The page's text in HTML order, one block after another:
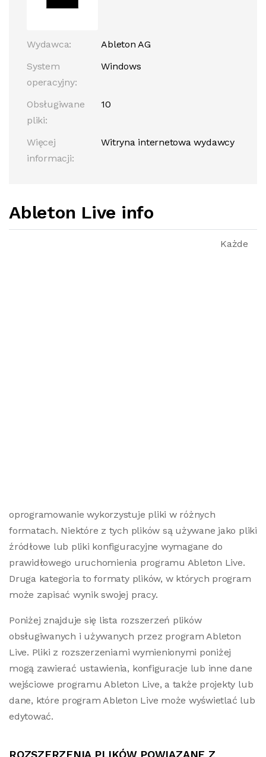
Wydawca:
Ableton AG
System
operacyjny:
Windows
Obsługiwane
pliki:
10
Więcej
informacji:
Witryna internetowa wydawcy
Ableton Live info
Każde
oprogramowanie wykorzystuje pliki w różnych
formatach. Niektóre z tych plików są używane jako pliki
źródłowe lub pliki konfiguracyjne wymagane do
prawidłowego uruchomienia programu Ableton Live.
Druga kategoria to formaty plików, w których program
może zapisać wynik swojej pracy.
Poniżej znajduje się lista rozszerzeń plików
obsługiwanych i używanych przez program Ableton
Live. Pliki z rozszerzeniami wymienionymi poniżej
mogą zawierać ustawienia, konfiguracje lub inne dane
wejściowe programu Ableton Live, a także projekty lub
dane, które program Ableton Live może wyświetlać lub
edytować.
ROZSZERZENIA PLIKÓW POWIĄZANE Z